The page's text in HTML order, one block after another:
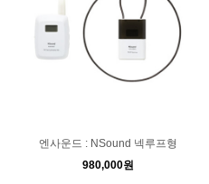
엔사운드 : NSound 넥루프형
980,000원